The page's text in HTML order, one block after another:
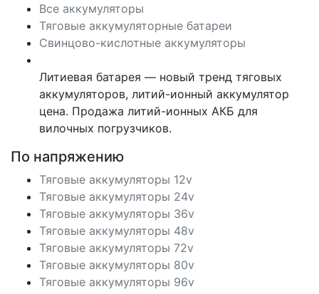
Все аккумуляторы
Тяговые аккумуляторные батареи
Свинцово-кислотные аккумуляторы
Литиевая батарея — новый тренд тяговых
аккумуляторов, литий-ионный аккумулятор
цена. Продажа литий-ионных АКБ для
вилочных погрузчиков.
По напряжению
Тяговые аккумуляторы 12v
Тяговые аккумуляторы 24v
Тяговые аккумуляторы 36v
Тяговые аккумуляторы 48v
Тяговые аккумуляторы 72v
Тяговые аккумуляторы 80v
Тяговые аккумуляторы 96v